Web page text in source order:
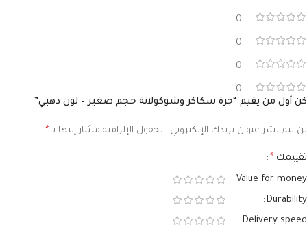
0
0
0
0
كن أول من يقيم “جرة سكاكر وشوكولاتة حجم صغير – لون ذهبي”
لن يتم نشر عنوان بريدك الإلكتروني. الحقول الإلزامية مشار إليها بـ *
تقييمك *
Value for money
Durability
Delivery speed